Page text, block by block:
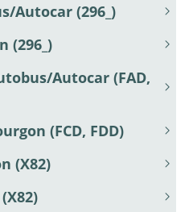
Autocar (296_)
(296_)
Autocar (FAD,
(FCD, FDD)
(X82)